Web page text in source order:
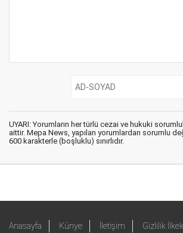
UYARI: Yorumların her türlü cezai ve hukuki
aittir. Mepa News, yapılan yorumlardan sorumlu
600 karakterle (boşluklu) sınırlıdır.
Anasayfa Künye İletişim Gizlilik